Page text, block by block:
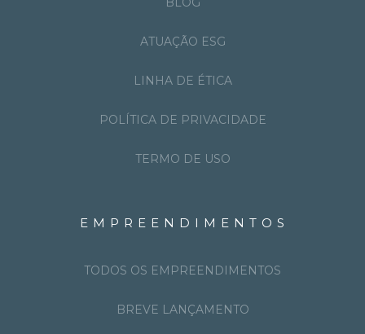
ATUAÇÃO ESG
LINHA DE ÉTICA
POLÍTICA DE PRIVACIDADE
TERMO DE USO
EMPREENDIMENTOS
TODOS OS EMPREENDIMENTOS
BREVE LANÇAMENTO